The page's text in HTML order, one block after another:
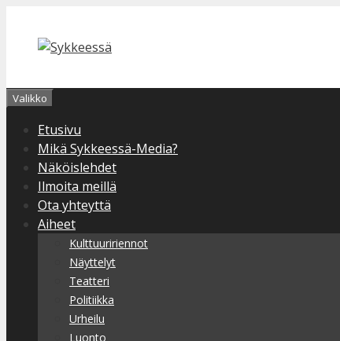
sisältöön
Valikko
Etusivu
Mikä Sykkeessä-Media?
Näköislehdet
Ilmoita meillä
Ota yhteyttä
Aiheet
Kulttuuririennot
Näyttelyt
Teatteri
Politiikka
Urheilu
Luonto